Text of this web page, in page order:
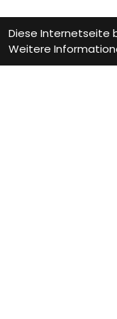
Diese Internetseite
Weitere